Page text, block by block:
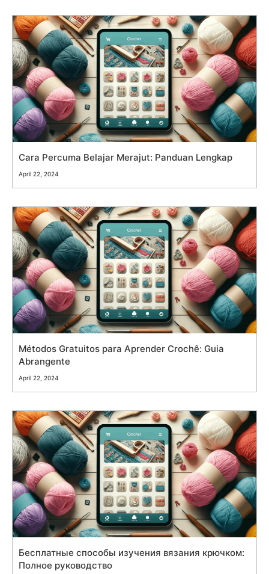
Cara Percuma Belajar Merajut: Panduan Lengkap
April 22, 2024
Métodos Gratuitos para Aprender Crochê: Guia
Abrangente
April 22, 2024
Бесплатные способы изучения вязания крючком:
Полное руководство